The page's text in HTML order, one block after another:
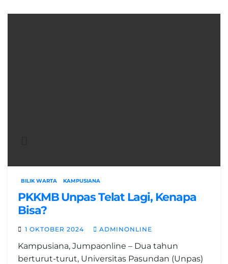
BILIK WARTA KAMPUSIANA
PKKMB Unpas Telat Lagi, Kenapa
Bisa?
1 OKTOBER 2024 ADMINONLINE
Kampusiana, Jumpaonline – Dua tahun
berturut-turut, Universitas Pasundan (Unpas)